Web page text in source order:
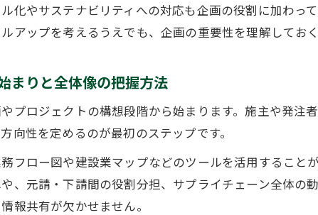
建設業の企画志望者が知って
キャリア選択に役立つ建設業
企画から施工まで建設業の仕事の流
建設業の企画から施工まで一
企画段階で建設業の成功が左右
設計・監理と建設業の企画職
建設業の仕事の流れで押さえ
化やサステナビリティへの対応も企画の役割に加わっ
アップを考えるうえでも、企画の重要性を理解しておく
まりと全体像の把握方法
プロジェクトの構想段階から始まります。施主や発注
向性を定めるのが最初のステップです。
フロー図や建設業マップなどのツールを活用するこ
、元請・下請間の役割分担、サプライチェーン全体
報共有が欠かせません。